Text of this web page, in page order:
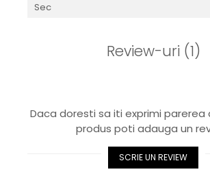
Sec
Review-uri (1)
Daca doresti sa iti exprimi
produs poti adauga un
SCRIE UN REVIEW